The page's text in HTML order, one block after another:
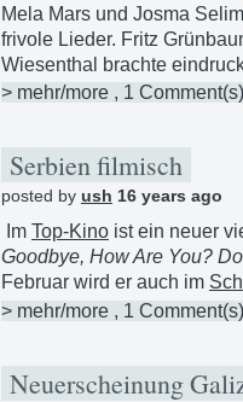
Mela Mars und Josma
frivole Lieder. Fritz
Wiesenthal brachte
> mehr/more , 1 Comment(s)
Serbien filmisch
posted by ush 16 years ago
Im Top-Kino ist ein neuer
Goodbye, How Are You?
Februar wird er auch im
> mehr/more , 1 Comment(s)
Neuerscheinung